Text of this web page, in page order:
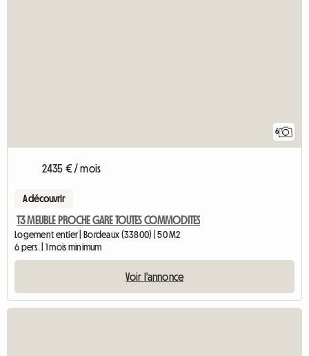
6
2435 € / mois
A découvrir
T3 MEUBLE PROCHE GARE TOUTES COMMODITES
Logement entier | Bordeaux (33800) | 50 M2
6 pers. | 1 mois minimum
Voir l'annonce